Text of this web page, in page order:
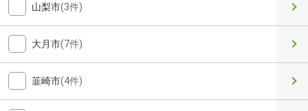
山梨市(3件)
大月市(7件)
韮崎市(4件)